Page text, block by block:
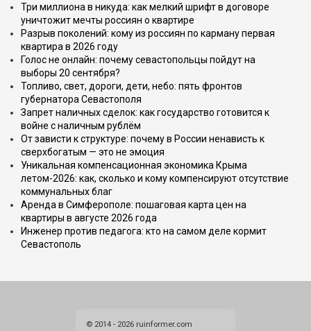
Три миллиона в никуда: как мелкий шрифт в договоре
уничтожит мечты россиян о квартире
Разрыв поколений: кому из россиян по карману первая
квартира в 2026 году
Голос не онлайн: почему севастопольцы пойдут на
выборы 20 сентября?
Топливо, свет, дороги, дети, небо: пять фронтов
губернатора Севастополя
Запрет наличных сделок: как государство готовится к
войне с наличным рублём
От зависти к структуре: почему в России ненависть к
сверхбогатым — это не эмоция
Уникальная компенсационная экономика Крыма
летом-2026: как, сколько и кому компенсируют отсутствие
коммунальных благ
Аренда в Симферополе: пошаговая карта цен на
квартиры в августе 2026 года
Инженер против педагога: кто на самом деле кормит
Севастополь
© 2014 - 2026 ruinformer.com